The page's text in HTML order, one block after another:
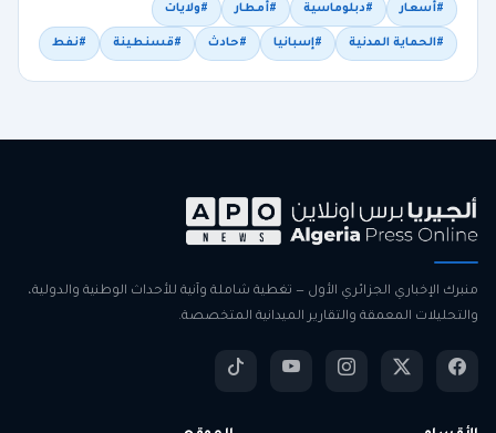
#أسعار #دبلوماسية #أمطار #ولايات
#الحماية المدنية #إسبانيا #حادث #قسنطينة #نفط
منبرك الإخباري الجزائري الأول — تغطية شاملة وآنية للأحداث الوطنية والدولية،
والتحليلات المعمقة والتقارير الميدانية المتخصصة.